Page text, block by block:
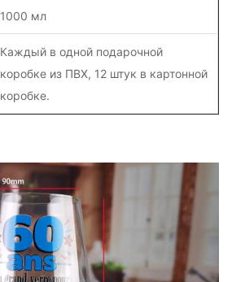
1000 мл
Каждый в одной подарочной
коробке из ПВХ, 12 штук в картонной
коробке.